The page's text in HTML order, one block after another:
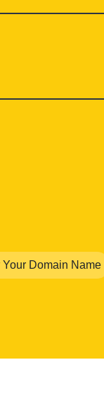
Your Domain Name